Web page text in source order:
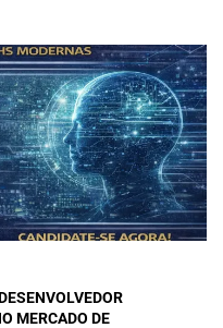
MERCADO DE